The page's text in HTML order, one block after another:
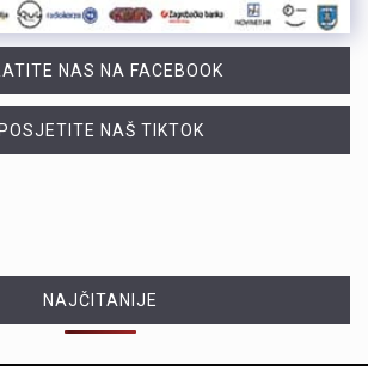
NAS NA FACEBOOK
POSJETITE NAŠ TIKTOK
NAJČITANIJE